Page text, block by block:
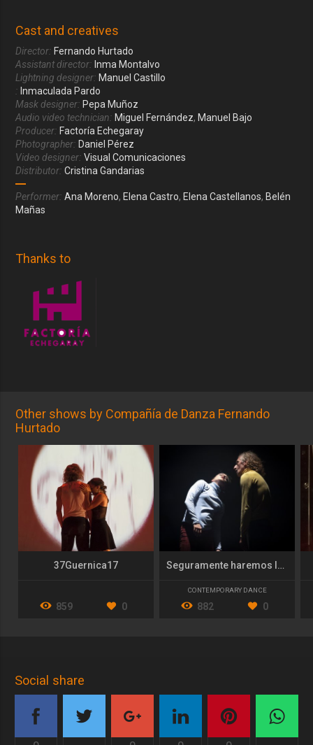
Cast and creatives
Director: Fernando Hurtado
Assistant director: Inma Montalvo
Lightning designer: Manuel Castillo
: Inmaculada Pardo
Mask designer: Pepa Muñoz
Audio video technician: Miguel Fernández, Manuel Bajo
Producer: Factoría Echegaray
Photographer: Daniel Pérez
Video designer: Visual Comunicaciones
Distributor: Cristina Gandarias
Performer: Ana Moreno, Elena Castro, Elena Castellanos, Belén
Mañas
Thanks to
Other shows by Compañía de Danza Fernando
Hurtado
37Guernica17
859 0
Seguramente haremos lo incorrecto
CONTEMPORARY DANCE
882 0
Social share